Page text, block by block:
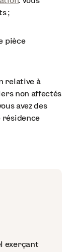
;
pièce
relative à
non affectés
avez des
résidence
exerçant